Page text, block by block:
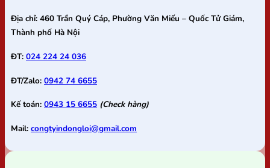
Địa chỉ: 460 Trần Quý Cáp, Phường Văn Miếu – Quốc Tử Giám,
Thành phố Hà Nội
ĐT: 024 224 24 036
ĐT/Zalo: 0942 74 6655
Kế toán: 0943 15 6655 (Check hàng)
Mail: congtyindongloi@gmail.com